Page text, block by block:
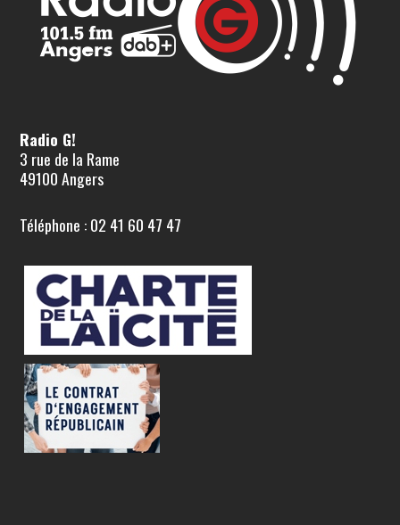
Radio G!
3 rue de la Rame
49100 Angers
Téléphone : 02 41 60 47 47